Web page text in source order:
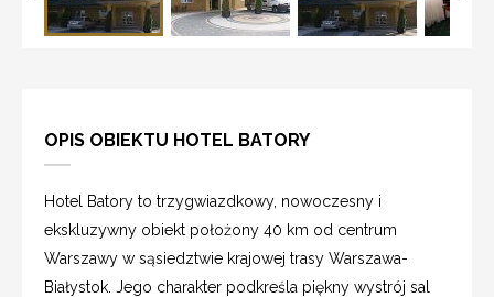
OPIS OBIEKTU HOTEL BATORY
Hotel Batory to trzygwiazdkowy, nowoczesny i
ekskluzywny obiekt położony 40 km od centrum
Warszawy w sąsiedztwie krajowej trasy Warszawa-
Białystok. Jego charakter podkreśla piękny wystrój sal